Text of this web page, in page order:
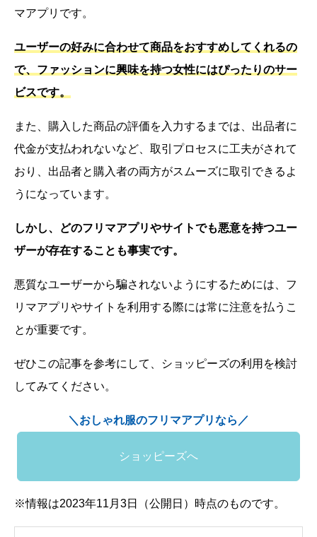
マアプリです。
ユーザーの好みに合わせて商品をおすすめしてくれるの
で、ファッションに興味を持つ女性にはぴったりのサー
ビスです。
また、購入した商品の評価を入力するまでは、出品者に
代金が支払われないなど、取引プロセスに工夫がされて
おり、出品者と購入者の両方がスムーズに取引できるよ
うになっています。
しかし、どのフリマアプリやサイトでも悪意を持つユー
ザーが存在することも事実です。
悪質なユーザーから騙されないようにするためには、フ
リマアプリやサイトを利用する際には常に注意を払うこ
とが重要です。
ぜひこの記事を参考にして、ショッピーズの利用を検討
してみてください。
＼おしゃれ服のフリマアプリなら／
ショッピーズへ
※情報は2023年11月3日（公開日）時点のものです。